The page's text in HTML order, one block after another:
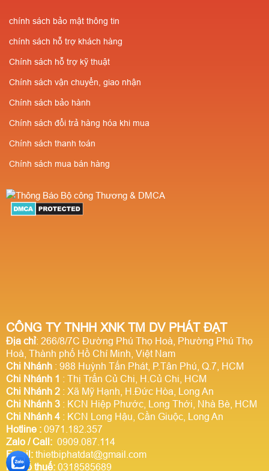
kiểm định
PCCC✔️Sẵn
Số lượng càng nhiều
giá càng rẻ ✔️Chiết
khấu cao cho người
giới thiệu
CÔNG TY TNHH XNK TM DV PHÁT ĐẠT
Địa chỉ: 266/8/7C Đường Phú Thọ Hoà, Phường Phú Thọ
Hoà, Thành phố Hồ Chí Minh, Việt Nam
Chi Nhánh : 988 Huỳnh Tấn Phát, P.Tân Phú, Q.7, HCM
Chi Nhánh 1 : Thị Trấn Củ Chi, H.Củ Chi, HCM
Chi Nhánh 2 : Xã Mỹ Hạnh, H.Đức Hòa, Long An
Chi Nhánh 3 : KCN Hiệp Phước, Long Thới, Nhà Bè, HCM
Chi Nhánh 4 : KCN Long Hậu, Cần Giuộc, Long An
Hotline : 0971.182.357
Zalo / Call: 0909.087.114
Email: thietbiphatdat@gmail.com
Mã số thuế: 0318585689
chính sách bảo mật thông tin
chính sách hỗ trợ khách hàng
Chính sách hỗ trợ kỹ thuật
Chính sách vận chuyển, giao nhận
Chính sách bảo hành
Chính sách đổi trả hàng hóa khi mua
Chính sách thanh toán
Chính sách mua bán hàng